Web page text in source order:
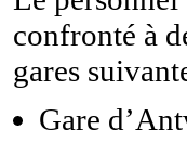
confronté à
gares
Gare